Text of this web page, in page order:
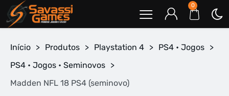
0
Início > Produtos > Playstation 4 > PS4 • Jogos >
PS4 • Jogos • Seminovos >
Madden NFL 18 PS4 (seminovo)